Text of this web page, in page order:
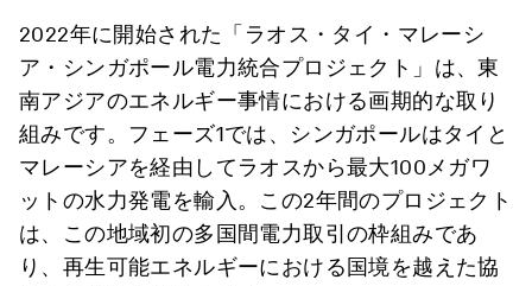
2022年に開始された「ラオス・タイ・マレーシ
ア・シンガポール電力統合プロジェクト」は、東
南アジアのエネルギー事情における画期的な取り
組みです。フェーズ1では、シンガポールはタイと
マレーシアを経由してラオスから最大100メガワ
ットの水力発電を輸入。この2年間のプロジェクト
は、この地域初の多国間電力取引の枠組みであ
り、再生可能エネルギーにおける国境を越えた協